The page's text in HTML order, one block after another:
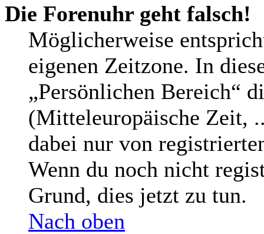
Die Forenuhr geht falsch!
Möglicherweise
eigenen Zeitzone. In
„Persönlichen Bereich“
(Mitteleuropäische Zeit,
dabei nur von
Wenn du noch nicht
Grund, dies jetzt zu tun.
Nach oben